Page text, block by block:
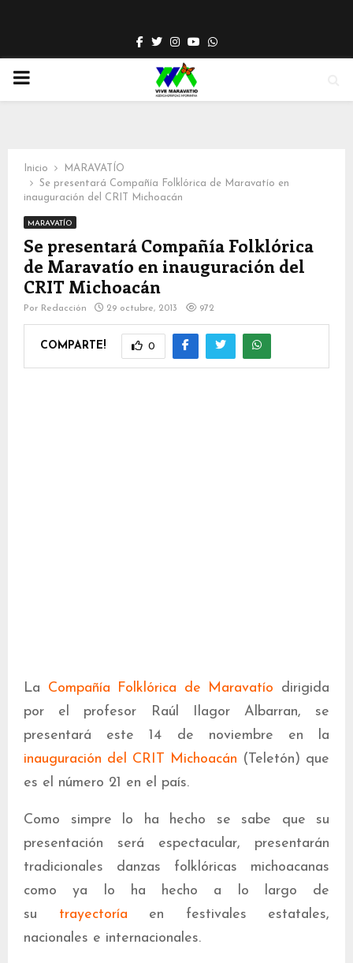
Facebook
TwitterInstagram
YoutubeWhatsapp
PRIMARY
Inicio
MARAVATÍO
Se presentará Compañía Folklórica de Maravatío en
inauguración del CRIT Michoacán
MARAVATÍO
Se presentará Compañía Folklórica
de Maravatío en inauguración del
CRIT Michoacán
Por Redacción 29 octubre, 2013 972
COMPARTE! 0
La Compañía Folklórica de Maravatío dirigida
por el profesor Raúl Ilagor Albarran, se
presentará este 14 de noviembre en la
inauguración del CRIT Michoacán (Teletón) que
es el número 21 en el país.
Como simpre lo ha hecho se sabe que su
presentación será espectacular, presentarán
tradicionales danzas folklóricas michoacanas
como ya lo ha hecho a lo largo de
su trayectoría en festivales estatales,
nacionales e internacionales.